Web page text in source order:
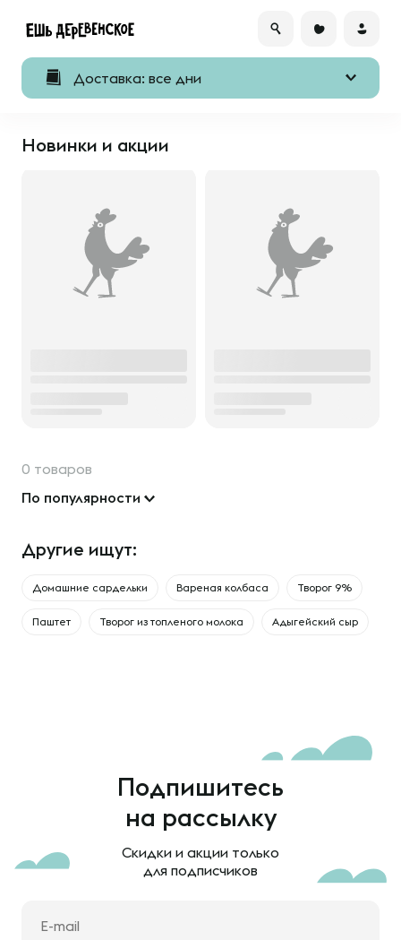
Доставка: все дни
Новинки и акции
0 товаров
По популярности
Другие ищут:
Домашние сардельки Вареная колбаса Творог 9%
Паштет Творог из топленого молока Адыгейский сыр
Подпишитесь
на рассылку
Скидки и акции только
для подписчиков